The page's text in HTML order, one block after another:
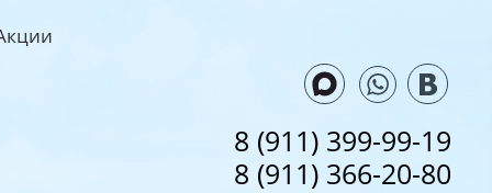
8 (911) 399-99-19
8 (911) 366-20-80